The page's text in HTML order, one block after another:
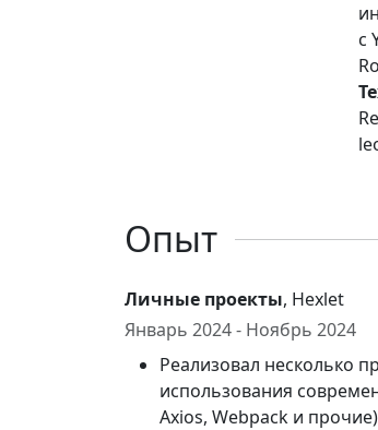
с
Опыт
Личные проекты, Hexlet
Январь 2024 - Ноябрь 2024
Реализовал несколько
использования
Axios, Webpack и